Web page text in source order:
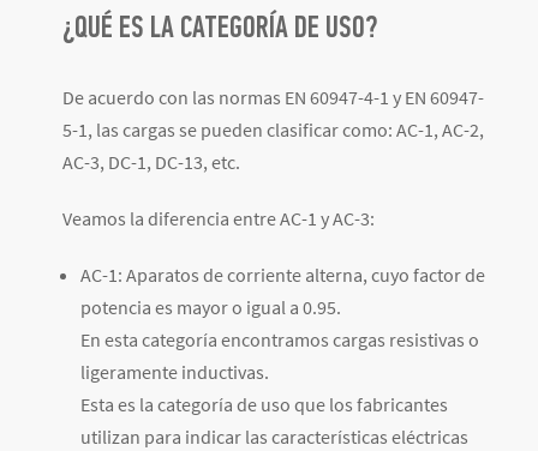
¿QUÉ ES LA CATEGORÍA DE USO?
De acuerdo con las normas EN 60947-4-1 y EN 60947-
5-1, las cargas se pueden clasificar como: AC-1, AC-2,
AC-3, DC-1, DC-13, etc.
Veamos la diferencia entre AC-1 y AC-3:
AC-1: Aparatos de corriente alterna, cuyo factor de
potencia es mayor o igual a 0.95.
En esta categoría encontramos cargas resistivas o
ligeramente inductivas.
Esta es la categoría de uso que los fabricantes
utilizan para indicar las características eléctricas